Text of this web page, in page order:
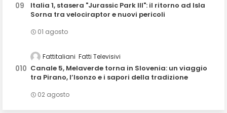
Italia 1, stasera "Jurassic Park III": il ritorno ad Isla
Sorna tra velociraptor e nuovi pericoli
01 agosto
Fattitaliani Fatti Televisivi
Canale 5, Melaverde torna in Slovenia: un viaggio
tra Pirano, l’Isonzo e i sapori della tradizione
02 agosto